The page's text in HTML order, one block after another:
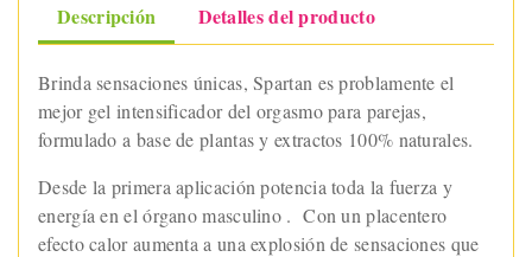
Descripción Detalles del producto
Brinda sensaciones únicas, Spartan es problamente el
mejor gel intensificador del orgasmo para parejas,
formulado a base de plantas y extractos 100% naturales.
Desde la primera aplicación potencia toda la fuerza y
energía en el órgano masculino . Con un placentero
efecto calor aumenta a una explosión de sensaciones que